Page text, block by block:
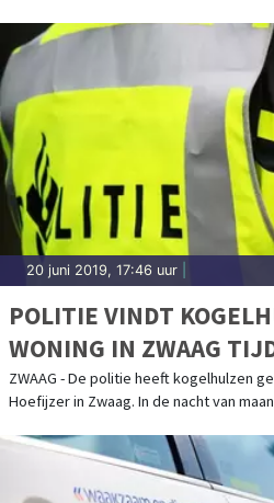
20 juni 2019, 17:46 uur
POLITIE VINDT
WONING IN ZWAAG
NAAR 'KNALGELUIDEN'
ZWAAG - De politie heeft kogelhulzen
Hoefijzer in Zwaag. In de nacht van